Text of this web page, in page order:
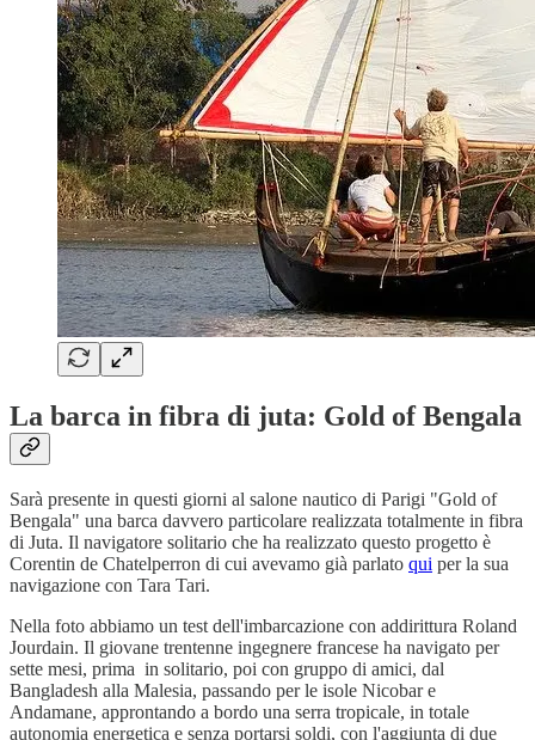
La barca in fibra di juta: Gold of Bengala
Sarà presente in questi giorni al salone nautico di Parigi "Gold of
Bengala" una barca davvero particolare realizzata totalmente in fibra
di Juta. Il navigatore solitario che ha realizzato questo progetto è
Corentin de Chatelperron di cui avevamo già parlato qui per la sua
navigazione con Tara Tari.
Nella foto abbiamo un test dell'imbarcazione con addirittura Roland
Jourdain. Il giovane trentenne ingegnere francese ha navigato per
sette mesi, prima in solitario, poi con gruppo di amici, dal
Bangladesh alla Malesia, passando per le isole Nicobar e
Andamane, approntando a bordo una serra tropicale, in totale
autonomia energetica e senza portarsi soldi, con l'aggiunta di due